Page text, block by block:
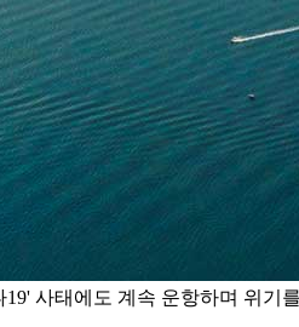
사태에도 계속 운항하며 위기